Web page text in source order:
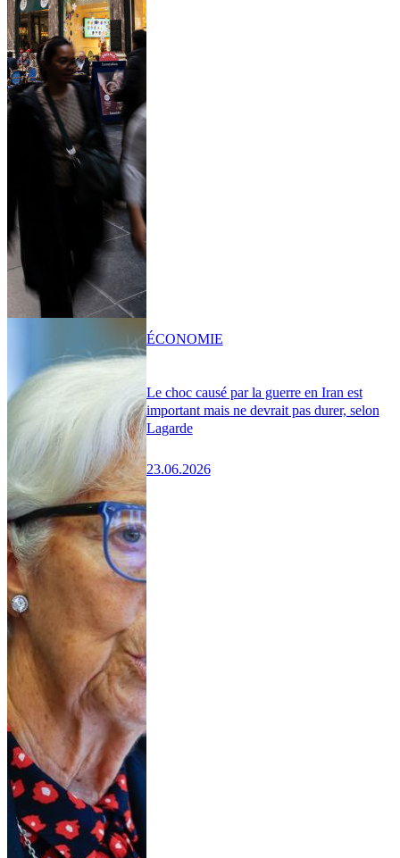
Le choc causé par la guerre en Iran est
important mais ne devrait pas durer, selon
Lagarde
23.06.2026
ÉCONOMIE